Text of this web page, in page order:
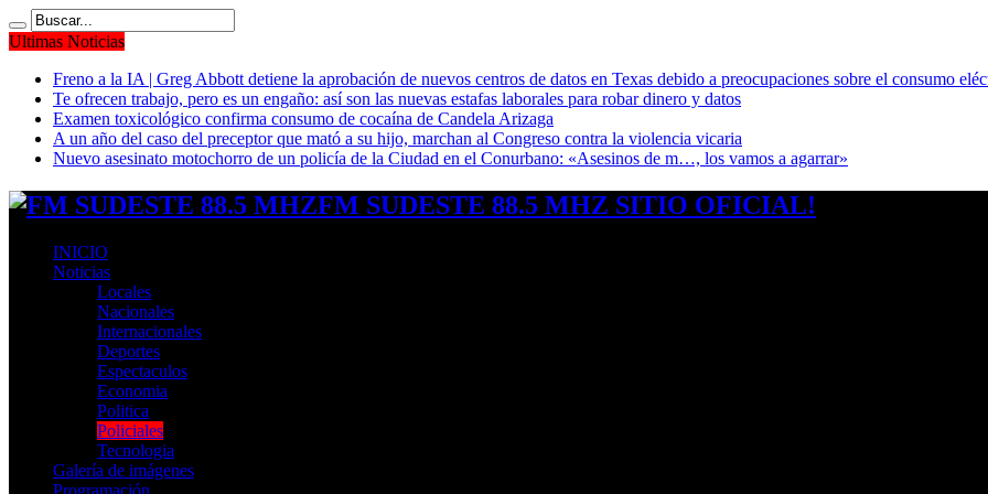
Ultimas Noticias
Freno a la IA | Greg Abbott detiene la aprobación de nuevos centros de datos en Texas debido a preocupaciones sobre el consumo
Te ofrecen trabajo, pero es un engaño: así son las nuevas estafas laborales para robar dinero y datos
Examen toxicológico confirma consumo de cocaína de Candela Arizaga
A un año del caso del preceptor que mató a su hijo, marchan al Congreso contra la violencia vicaria
Nuevo asesinato motochorro de un policía de la Ciudad en el Conurbano: «Asesinos de m…, los vamos a agarrar»
FM SUDESTE 88.5 MHZ SITIO OFICIAL!
INICIO
Noticias
Locales
Nacionales
Internacionales
Deportes
Espectaculos
Economia
Politica
Policiales
Tecnologia
Galería de imágenes
Programación